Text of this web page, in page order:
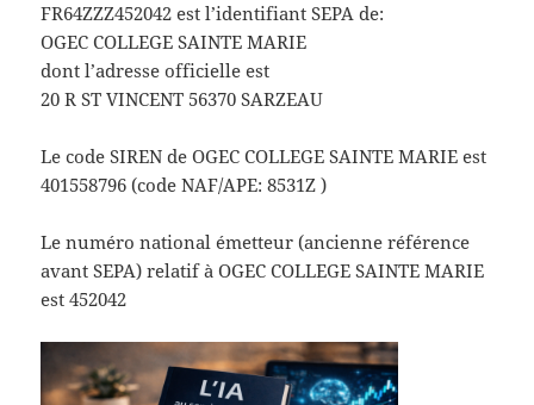
FR64ZZZ452042 est l’identifiant SEPA de:
OGEC COLLEGE SAINTE MARIE
dont l’adresse officielle est
20 R ST VINCENT 56370 SARZEAU
Le code SIREN de OGEC COLLEGE SAINTE MARIE est
401558796 (code NAF/APE: 8531Z )
Le numéro national émetteur (ancienne référence
avant SEPA) relatif à OGEC COLLEGE SAINTE MARIE
est 452042